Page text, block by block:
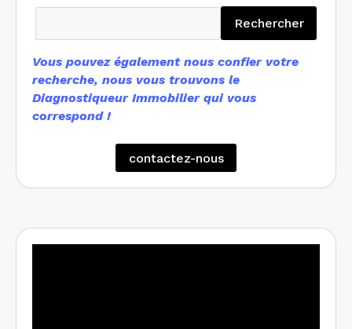
Rechercher
Vous pouvez également nous confier votre
recherche, nous vous trouvons le
Diagnostiqueur Immobilier qui vous
correspond !
contactez-nous